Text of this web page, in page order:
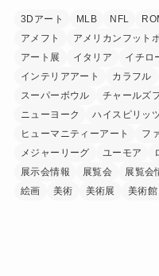
3Dアート MLB NFL
アメフト
アメリカンフット
アート展
イタリア イチロ
インテリアアート
カラフル
スーパーボウル
チャールズ
ニューヨーク
ハイスピリッ
ヒューマニティーアート
フ
メジャーリーグ
ユーモア
展示会情報
展覧会 展覧会
絵画
美術 美術展 美術館